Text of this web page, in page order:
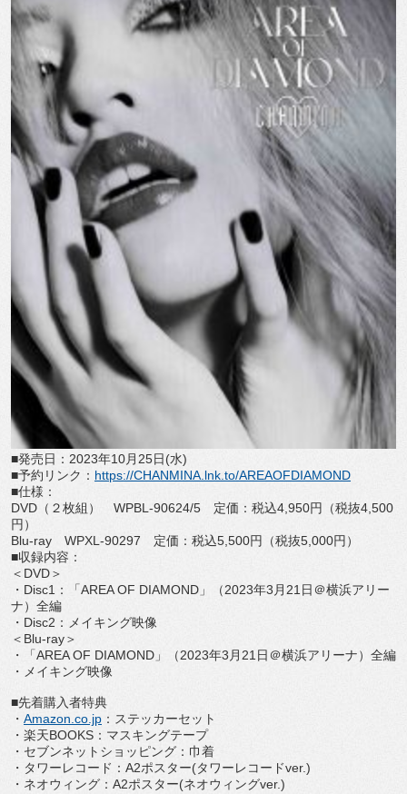
■発売日： 2023年10月 25日(水)
■予約リンク： https://CHANMINA.lnk. to/AREAOFDIAMOND
■仕様：
DVD （２枚組） WPBL-90624/5 定価：税込4,950円（税抜4,500
円）
Blu-ray
WPXL-90297 定価：税込5,500円（税抜5,000円）
■収録内容：
＜ DVD＞
・ Disc1 ：「AREA OF DIAMOND 」（2023年3 月 21 日＠横浜アリー
ナ）全編
・ Disc2 ：メイキング映像
＜ Blu-ray＞
・「AREA OF DIAMOND 」（2023年3月 21 日＠横浜アリーナ）全編
・メイキング映像
■先着購入者特典
・ Amazon.co.jp ：ステッカーセット
・楽天BOOKS ：マスキングテープ
・セブンネットショッピング：巾着
・タワーレコード： A2ポスター(タワーレコードver.)
・ネオウィング： A2ポスター(ネオウィングver.)